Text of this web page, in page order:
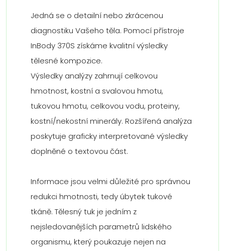
Jedná se o detailní nebo zkrácenou
diagnostiku Vašeho těla. Pomocí přístroje
InBody 370S získáme kvalitní výsledky
tělesné kompozice.
Výsledky analýzy zahrnují celkovou
hmotnost, kostní a svalovou hmotu,
tukovou hmotu, celkovou vodu, proteiny,
kostní/nekostní minerály. Rozšířená analýza
poskytuje graficky interpretované výsledky
doplněné o textovou část.
Informace jsou velmi důležité pro správnou
redukci hmotnosti, tedy úbytek tukové
tkáně. Tělesný tuk je jedním z
nejsledovanějších parametrů lidského
organismu, který poukazuje nejen na